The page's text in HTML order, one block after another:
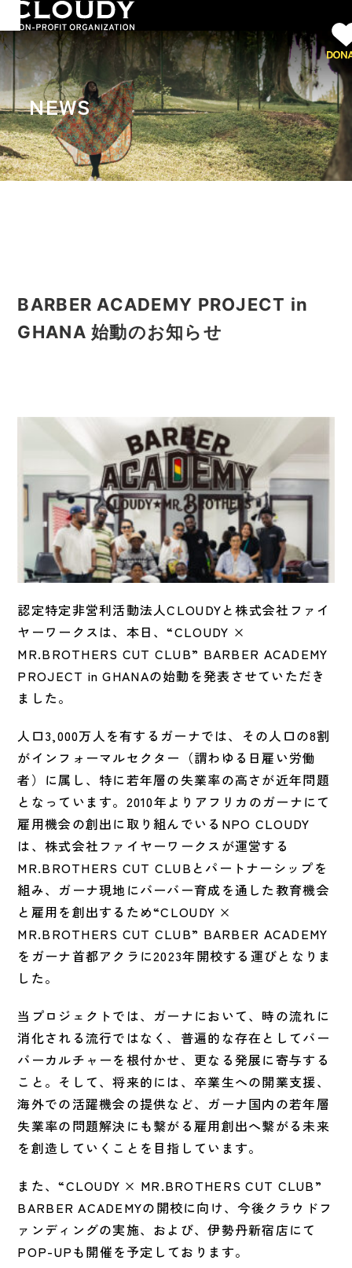
NEWS
BARBER ACADEMY PROJECT in
GHANA 始動のお知らせ
認定特定非営利活動法人CLOUDYと株式会社ファイ
ヤーワークスは、本日、“CLOUDY ×
MR.BROTHERS CUT CLUB” BARBER ACADEMY
PROJECT in GHANAの始動を発表させていただき
ました。
人口3,000万人を有するガーナでは、その人口の8割
がインフォーマルセクター（謂わゆる日雇い労働
者）に属し、特に若年層の失業率の高さが近年問題
となっています。2010年よりアフリカのガーナにて
雇用機会の創出に取り組んでいるNPO CLOUDY
は、株式会社ファイヤーワークスが運営する
MR.BROTHERS CUT CLUBとパートナーシップを
組み、ガーナ現地にバーバー育成を通した教育機会
と雇用を創出するため“CLOUDY ×
MR.BROTHERS CUT CLUB” BARBER ACADEMY
をガーナ首都アクラに2023年開校する運びとなりま
した。
当プロジェクトでは、ガーナにおいて、時の流れに
消化される流行ではなく、普遍的な存在としてバー
バーカルチャーを根付かせ、更なる発展に寄与する
こと。そして、将来的には、卒業生への開業支援、
海外での活躍機会の提供など、ガーナ国内の若年層
失業率の問題解決にも繋がる雇用創出へ繋がる未来
を創造していくことを目指しています。
また、“CLOUDY × MR.BROTHERS CUT CLUB”
BARBER ACADEMYの開校に向け、今後クラウドフ
ァンディングの実施、および、伊勢丹新宿店にて
POP-UPも開催を予定しております。